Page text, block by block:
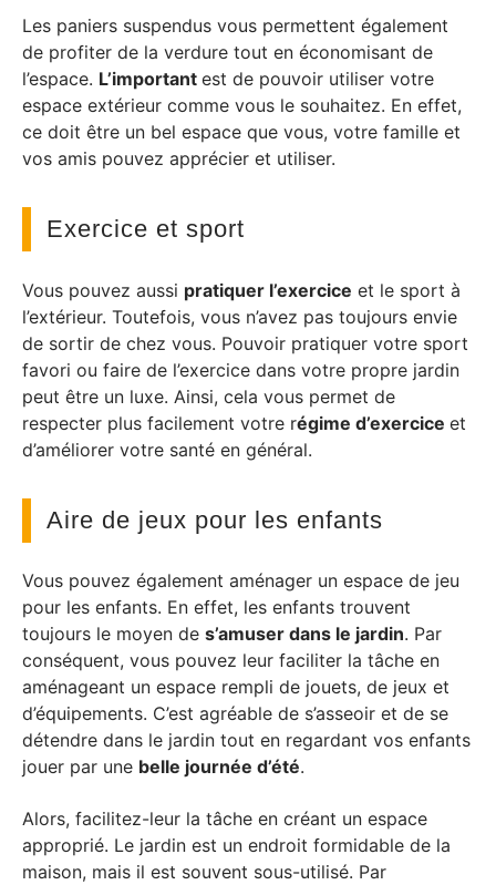
Les paniers suspendus vous permettent également
de profiter de la verdure tout en économisant de
l’espace. L’important est de pouvoir utiliser votre
espace extérieur comme vous le souhaitez. En effet,
ce doit être un bel espace que vous, votre famille et
vos amis pouvez apprécier et utiliser.
Exercice et sport
Vous pouvez aussi pratiquer l’exercice et le sport à
l’extérieur. Toutefois, vous n’avez pas toujours envie
de sortir de chez vous. Pouvoir pratiquer votre sport
favori ou faire de l’exercice dans votre propre jardin
peut être un luxe. Ainsi, cela vous permet de
respecter plus facilement votre régime d’exercice et
d’améliorer votre santé en général.
Aire de jeux pour les enfants
Vous pouvez également aménager un espace de jeu
pour les enfants. En effet, les enfants trouvent
toujours le moyen de s’amuser dans le jardin. Par
conséquent, vous pouvez leur faciliter la tâche en
aménageant un espace rempli de jouets, de jeux et
d’équipements. C’est agréable de s’asseoir et de se
détendre dans le jardin tout en regardant vos enfants
jouer par une belle journée d’été.
Alors, facilitez-leur la tâche en créant un espace
approprié. Le jardin est un endroit formidable de la
maison, mais il est souvent sous-utilisé. Par